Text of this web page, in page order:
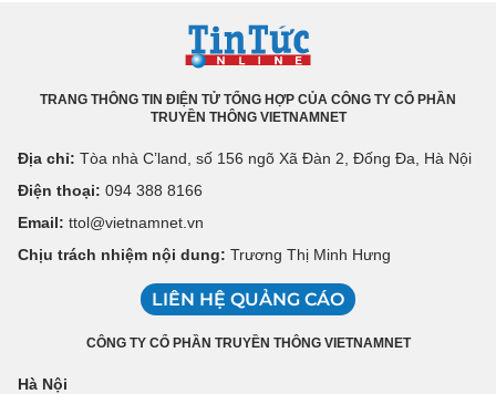
TRANG THÔNG TIN ĐIỆN TỬ TỔNG HỢP CỦA CÔNG TY CỔ PHẦN
TRUYỀN THÔNG VIETNAMNET
Địa chỉ: Tòa nhà C’land, số 156 ngõ Xã Đàn 2, Đống Đa, Hà Nội
Điện thoại: 094 388 8166
Email: ttol@vietnamnet.vn
Chịu trách nhiệm nội dung: Trương Thị Minh Hưng
LIÊN HỆ QUẢNG CÁO
CÔNG TY CỔ PHẦN TRUYỀN THÔNG VIETNAMNET
Hà Nội